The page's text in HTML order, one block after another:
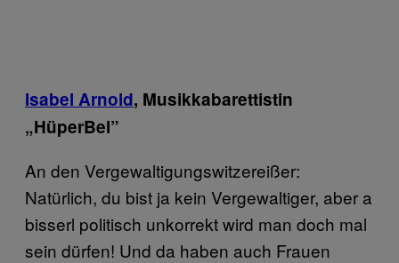
Isabel Arnold, Musikkabarettistin
„HüperBel”
An den Vergewaltigungswitzereißer:
Natürlich, du bist ja kein Vergewaltiger, aber a
bisserl politisch unkorrekt wird man doch mal
sein dürfen! Und da haben auch Frauen